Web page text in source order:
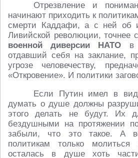
Отрезвление и
начинают приходить к
смерти Каддафи, а с ней об
Ливийской революции, точнее
военной диверсии НАТО в
отдавший себя на заклание,
угрозе человечеству,
«Откровение». И политики
Если Путин имел в
думать о душе должны
этого делать не будут. Их
бездушными на протяжении
забыли, что это такое. А
политикам только
осталась в душе хоть